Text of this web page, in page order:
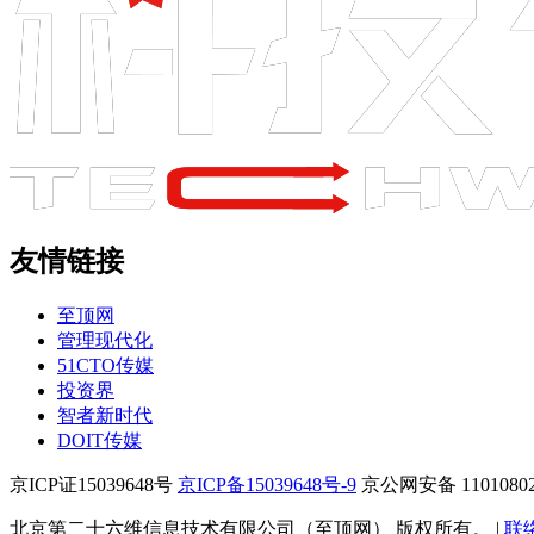
友情链接
至顶网
管理现代化
51CTO传媒
投资界
智者新时代
DOIT传媒
京ICP证15039648号 京ICP备15039648号-9 京公网安备
北京第二十六维信息技术有限公司（至顶网） 版权所有。 | 联